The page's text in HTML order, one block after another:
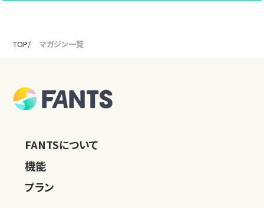
TOP マガジン一覧
FANTSについて
機能
プラン